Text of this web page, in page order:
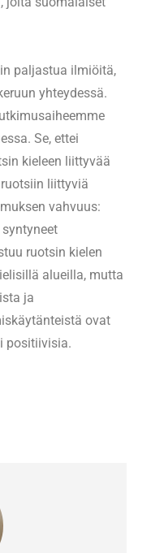
paljastua ilmiöitä,
yhteydessä.
Se, ettei
kieleen liittyvää
liittyviä
vahvuus:
ruotsin kielen
alueilla, mutta
ja
ovat
positiivisia.